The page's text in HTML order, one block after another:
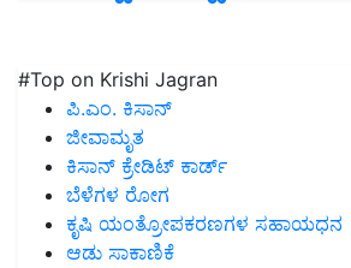
#Top on Krishi Jagran
ಪಿ.ಎಂ. ಕಿಸಾನ್
ಜೀವಾಮೃತ
ಕಿಸಾನ್ ಕ್ರೇಡಿಟ್ ಕಾರ್ಡ್
ಬೆಳೆಗಳ ರೋಗ
ಕೃಷಿ ಯಂತ್ರೋಪಕರಣಗಳ ಸಹಾಯಧನ
ಆಡು ಸಾಕಾಣಿಕೆ